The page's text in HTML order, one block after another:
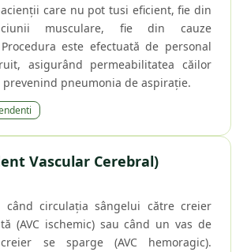
care nu pot tusi eficient, fie din
musculare, fie din cauze
este efectuată de personal
asigurând permeabilitatea căilor
pneumonia de aspirație.
Vascular Cerebral)
când circulația sângelui către creier
(AVC ischemic) sau când un vas de
se sparge (AVC hemoragic).